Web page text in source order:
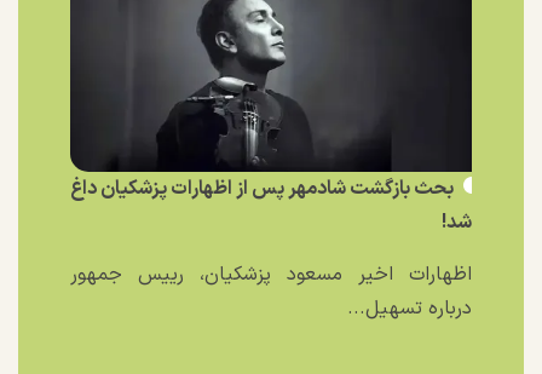
بحث بازگشت شادمهر پس از اظهارات پزشکیان داغ
شد!
اظهارات اخیر مسعود پزشکیان، رییس جمهور
درباره تسهیل...